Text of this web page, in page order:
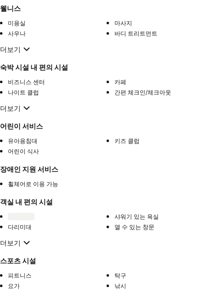
웰니스
미용실
마사지
사우나
바디 트리트먼트
더보기
숙박 시설 내 편의 시설
비즈니스 센터
카페
나이트 클럽
간편 체크인/체크아웃
더보기
어린이 서비스
유아용침대
키즈 클럽
어린이 식사
장애인 지원 서비스
휠체어로 이용 가능
객실 내 편의 시설
샤워기 있는 욕실
다리미대
열 수 있는 창문
더보기
스포츠 시설
피트니스
탁구
요가
낚시